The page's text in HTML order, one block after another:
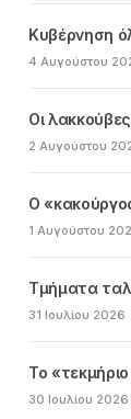
Κυβέρνηση
4 Αυγούστου
Οι
2 Αυγούστου
Ο
1 Αυγούστου
Τμήματα
31 Ιουλίου 2026
Το
30 Ιουλίου 2026